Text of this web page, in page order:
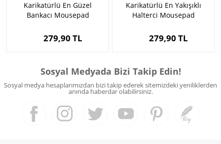
Karikatürlü En Güzel
Bankacı Mousepad
279,90 TL
Karikatürlü En Yakışıklı
Halterci Mousepad
279,90 TL
Sosyal Medyada Bizi Takip Edin!
Sosyal medya hesaplarımızdan bizi takip ederek sitemizdeki yeniliklerden
anında haberdar olabilirsiniz.